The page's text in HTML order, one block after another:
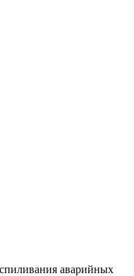
аварийных